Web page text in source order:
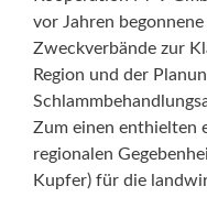
vor Jahren
Zweckverbände zur
Region und der
Zum einen enthielten
regionalen
Kupfer) für die